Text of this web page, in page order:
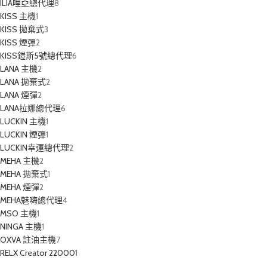
ILIA哩亞總代理8
KISS 主機1
KISS 拋棄式3
KISS 煙彈2
KISS鎧斯5號總代理6
LANA 主機2
LANA 拋棄式2
LANA 煙彈2
LANA拉娜總代理6
LUCKIN 主機1
LUCKIN 煙彈1
LUCKIN幸運總代理2
MEHA 主機2
MEHA 拋棄式1
MEHA 煙彈2
MEHA魅嗨總代理4
MSO 主機1
NINGA 主機1
OXVA 註油主機7
RELX Creator 220001